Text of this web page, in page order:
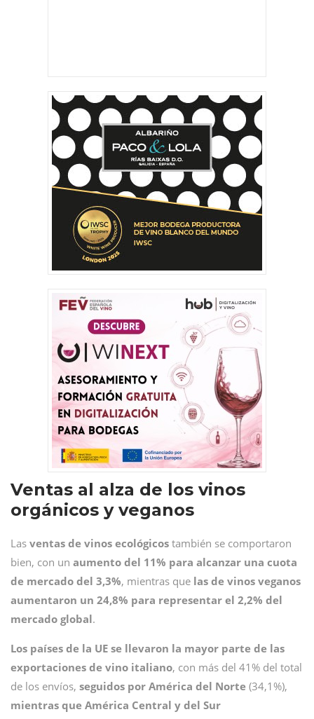
Ventas al alza de los vinos
orgánicos y veganos
Las ventas de vinos ecológicos también se comportaron
bien, con un aumento del 11% para alcanzar una cuota
de mercado del 3,3%, mientras que las de vinos veganos
aumentaron un 24,8% para representar el 2,2% del
mercado global.
Los países de la UE se llevaron la mayor parte de las
exportaciones de vino italiano, con más del 41% del total
de los envíos, seguidos por América del Norte (34,1%),
mientras que América Central y del Sur